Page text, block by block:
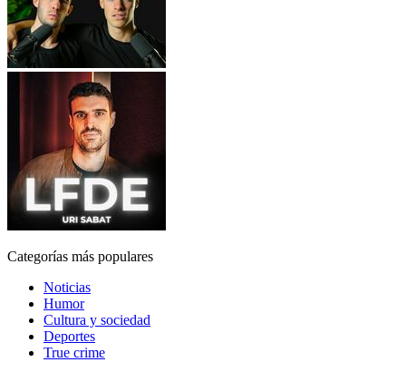
Categorías más populares
Noticias
Humor
Cultura y sociedad
Deportes
True crime